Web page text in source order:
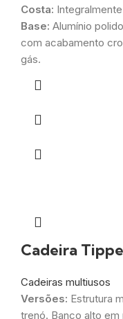
Costa:
Base: Alumínio
com acabamento
gás.
Cadeira
Cadeiras multiusos
Versões: Estrutura
trenó. Banco alto